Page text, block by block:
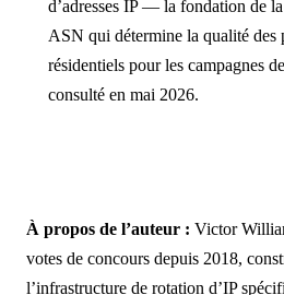
d’adresses IP — la fondation de
ASN qui détermine la qualité des
résidentiels pour les campagnes
consulté en mai 2026.
À propos de l’auteur : Victor
votes de concours depuis 2018,
l’infrastructure de rotation d’IP